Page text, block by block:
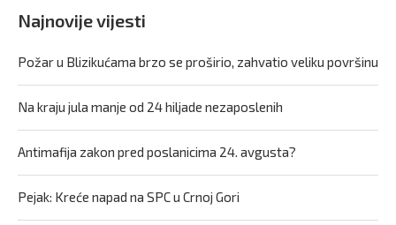
Najnovije vijesti
Požar u Blizikućama brzo se proširio, zahvatio veliku površinu
Na kraju jula manje od 24 hiljade nezaposlenih
Antimafija zakon pred poslanicima 24. avgusta?
Pejak: Kreće napad na SPC u Crnoj Gori